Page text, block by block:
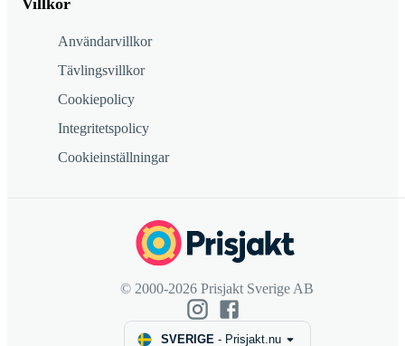
Villkor
Användarvillkor
Tävlingsvillkor
Cookiepolicy
Integritetspolicy
Cookieinställningar
© 2000-2026 Prisjakt Sverige AB
SVERIGE- Prisjakt.nu